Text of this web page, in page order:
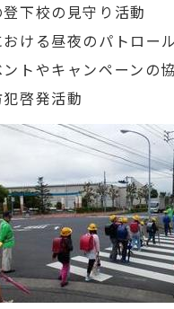
下校の見守り活動
ける昼夜のパトロー
トやキャンペーンの
啓発活動